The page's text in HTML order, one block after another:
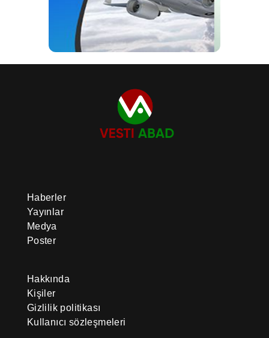
Haberler
Yayınlar
Medya
Poster
Hakkında
Kişiler
Gizlilik politikası
Kullanıcı sözleşmeleri